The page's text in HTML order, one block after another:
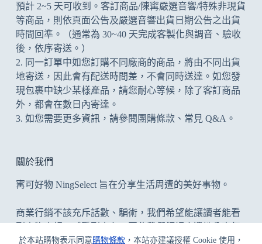
於本站購物表示同意購物條款，本站亦建議授權 Cookie 使用，
預計 2~5 天可收到。客訂商品/陳寗嚴選音響/特殊非現貨
等商品，則依頁面公告及嚴選音響出貨日期公告之出貨
時間回準。（通常為 30~40 天完成客製化與調音、驗收
後，依序寄送。）
2. 同一訂單中如您訂購不同廠商的商品，將由不同出貨
地寄送，因此會有配送時間差，不會同時送達。如您發
現包裹中缺少某樣產品，請您耐心等候，除了客訂商品
外，都會在數日內寄達。
3. 如您需要更多資訊，請參閱 團購條款 、 常見 Q&A 。
關於我們
寗可好物 NingSelect 旨在分享生活周遭的美好事物。
商業行銷不該充斥話數、騙術，我們希望能讓讀者能看
件事，優缺並陳，但凡為開箱文/評測文，寗可好物堅決